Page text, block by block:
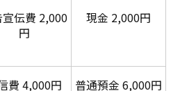
伝費 2,000
円
現金 2,000円
費 4,000円 普通預金 6,000円